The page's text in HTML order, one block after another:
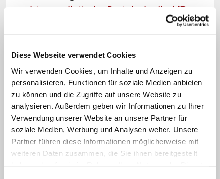
Diese Webseite verwendet Cookies
Wir verwenden Cookies, um Inhalte und Anzeigen zu
personalisieren, Funktionen für soziale Medien anbieten
zu können und die Zugriffe auf unsere Website zu
analysieren. Außerdem geben wir Informationen zu Ihrer
Verwendung unserer Website an unsere Partner für
soziale Medien, Werbung und Analysen weiter. Unsere
Partner führen diese Informationen möglicherweise mit
weiteren Daten zusammen, die Sie ihnen bereitgestellt
rechtspopulistische Partei wie die
AfD
Linktipp: AfD: Facebook-Post mit Jesus-Figur
Der Eintrag zeigt Jesus zusammen mit dem Slogan
"Gott will es: AfD stärkste Partei im Osten". Kritiker
bezeichnen das als "obszönen Missbrauch des
Namens Gottes". Und auch ein anderes
Wahlkampfplakat der Partei sorgt für Diskussionen.
Zum Artikel